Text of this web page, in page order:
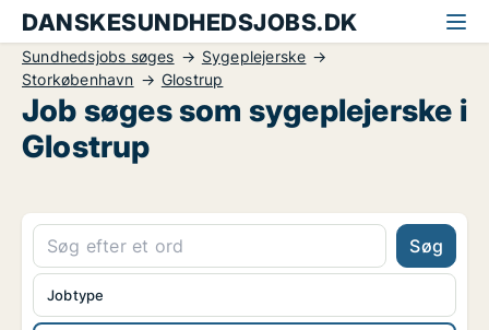
DANSKESUNDHEDSJOBS.DK
Sundhedsjobs søges
Sygeplejerske
Storkøbenhavn
Glostrup
Job søges som sygeplejerske i
Glostrup
Søg
Jobtype